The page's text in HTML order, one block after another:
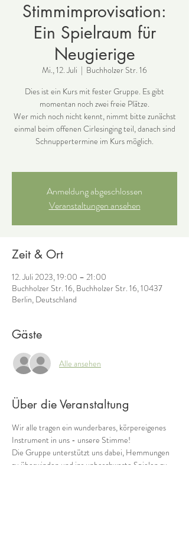
Stimmimprovisation:
Ein Spielraum für
Neugierige
Mi., 12. Juli
  |
Buchholzer Str. 16
Dies ist ein Kurs mit fester Gruppe. Es gibt
momentan noch zwei freie Plätze.
Wer mich noch nicht kennt, nimmt bitte zunächst
einmal beim offenen Cirlesinging teil, danach sind
Schnuppertermine im Kurs möglich.
Anmeldung abgeschlossen
Veranstaltungen ansehen
Zeit & Ort
12. Juli 2023, 19:00 – 21:00
Buchholzer Str. 16, Buchholzer Str. 16, 10437
Berlin, Deutschland
Gäste
Alle ansehen
Über die Veranstaltung
Wir alle tragen ein wunderbares, körpereigenes
Instrument in uns - unsere Stimme!
Die Gruppe unterstützt uns dabei, Hemmungen
zu überwinden und ins unbeschwerte Spielen zu